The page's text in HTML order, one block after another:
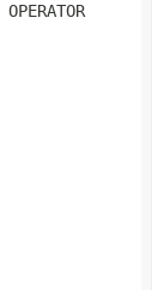
OPERATOR